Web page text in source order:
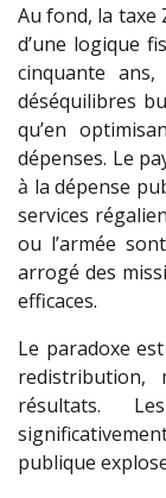
Au fond, la taxe
d’une logique
cinquante
déséquilibres
qu’en
dépenses. Le
à la dépense
services
ou l’armée
arrogé des
efficaces.
Le paradoxe
redistribution,
résultats.
publique